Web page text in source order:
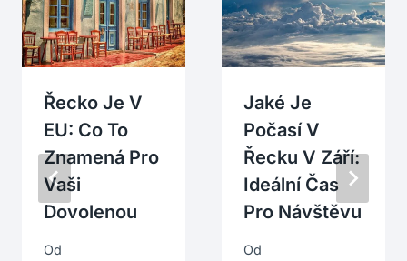
Řecko Je V
EU: Co To
Znamená Pro
Vaši
Dovolenou
Od
Jaké Je
Počasí V
Řecku V Září:
Ideální Čas
Pro Návštěvu
Od